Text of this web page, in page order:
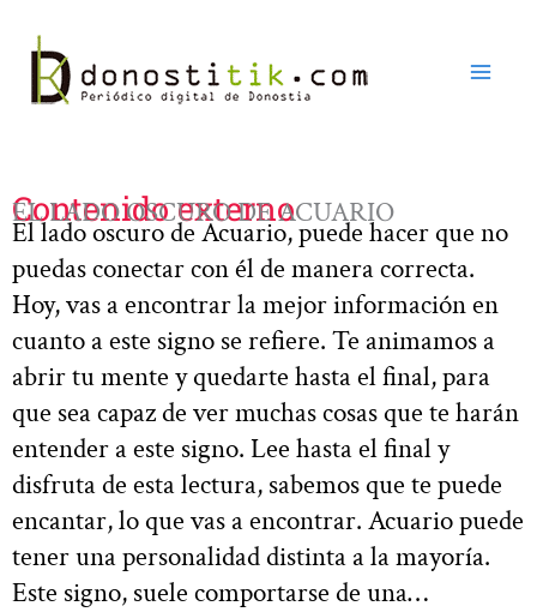
contenido
Contenido externo
EL LADO OSCURO DE ACUARIO
El lado oscuro de Acuario, puede hacer que no
puedas conectar con él de manera correcta.
Hoy, vas a encontrar la mejor información en
cuanto a este signo se refiere. Te animamos a
abrir tu mente y quedarte hasta el final, para
que sea capaz de ver muchas cosas que te harán
entender a este signo. Lee hasta el final y
disfruta de esta lectura, sabemos que te puede
encantar, lo que vas a encontrar. Acuario puede
tener una personalidad distinta a la mayoría.
Este signo, suele comportarse de una…